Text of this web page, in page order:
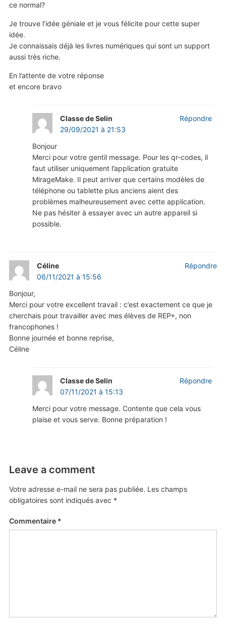
ce normal?
Je trouve l’idée géniale et je vous félicite pour cette super
idée.
Je connaissais déjà les livres numériques qui sont un support
aussi très riche.
En l’attente de votre réponse
et encore bravo
Classe de Selin
29/09/2021 à 21:53
Bonjour
Merci pour votre gentil message. Pour les qr-codes, il
faut utiliser uniquement l’application gratuite
MirageMake. Il peut arriver que certains modèles de
téléphone ou tablette plus anciens aient des
problèmes malheureusement avec cette application.
Ne pas hésiter à essayer avec un autre appareil si
possible.
Répondre
Céline
06/11/2021 à 15:56
Bonjour,
Merci pour votre excellent travail : c’est exactement ce que je
cherchais pour travailler avec mes élèves de REP+, non
francophones !
Bonne journée et bonne reprise,
Céline
Répondre
Classe de Selin
07/11/2021 à 15:13
Merci pour votre message. Contente que cela vous
plaise et vous serve. Bonne préparation !
Répondre
Leave a comment
Votre adresse e-mail ne sera pas publiée. Les champs
obligatoires sont indiqués avec *
Commentaire *